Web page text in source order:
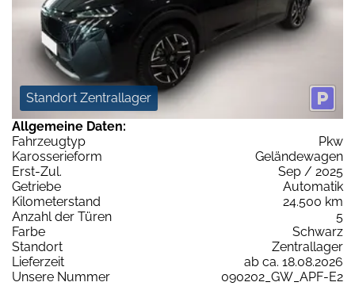
Standort Zentrallager
Allgemeine Daten:
Fahrzeugtyp
Pkw
Karosserieform
Geländewagen
Erst-Zul.
Sep / 2025
Getriebe
Automatik
Kilometerstand
24.500 km
Anzahl der Türen
5
Farbe
Schwarz
Standort
Zentrallager
Lieferzeit
ab ca. 18.08.2026
Unsere Nummer
090202_GW_APF-E2